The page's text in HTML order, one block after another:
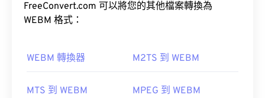
預設情況下，VOB 檔案會在
VP8
VP9
Vorbis
FreeConvert.com 可以將您的其他檔案轉換為
WEBM 格式：
WEBM 轉換器 M2TS 到 WEBM
MTS 到 WEBM MPEG 到 WEBM